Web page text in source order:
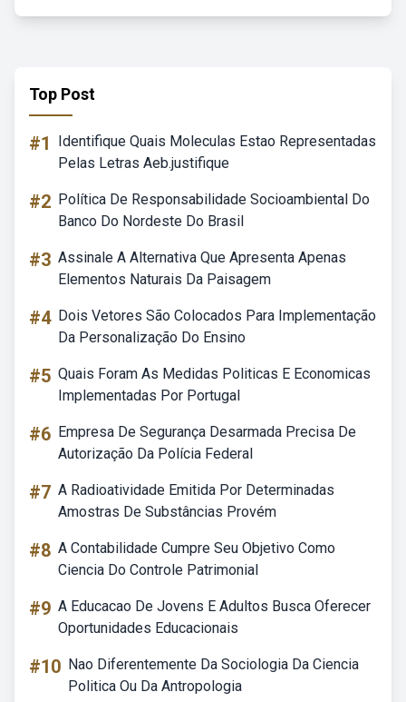
Top Post
#1
Identifique Quais Moleculas Estao Representadas
Pelas Letras Aeb.justifique
#2 Política De Responsabilidade Socioambiental Do
Banco Do Nordeste Do Brasil
#3 Assinale A Alternativa Que Apresenta Apenas
Elementos Naturais Da Paisagem
#4 Dois Vetores São Colocados Para Implementação
Da Personalização Do Ensino
#5 Quais Foram As Medidas Politicas E Economicas
Implementadas Por Portugal
#6 Empresa De Segurança Desarmada Precisa De
Autorização Da Polícia Federal
#7 A Radioatividade Emitida Por Determinadas
Amostras De Substâncias Provém
#8 A Contabilidade Cumpre Seu Objetivo Como
Ciencia Do Controle Patrimonial
#9 A Educacao De Jovens E Adultos Busca Oferecer
Oportunidades Educacionais
#10 Nao Diferentemente Da Sociologia Da Ciencia
Politica Ou Da Antropologia